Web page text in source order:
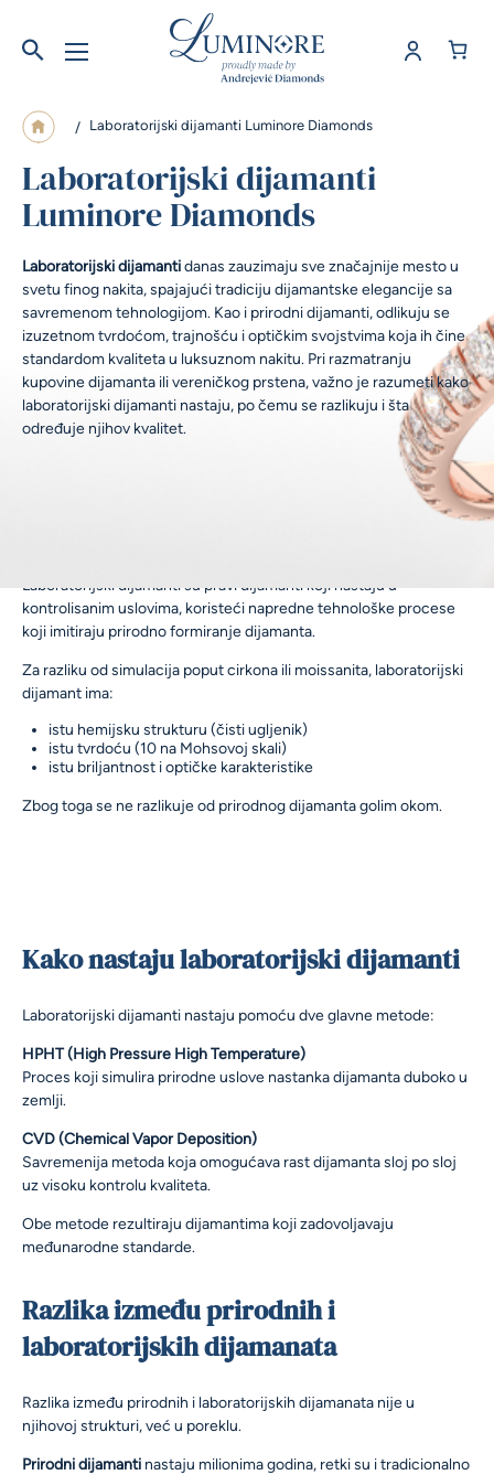
/ Laboratorijski dijamanti Luminore Diamonds
Laboratorijski dijamanti
Luminore Diamonds
Laboratorijski dijamantidanas zauzimaju sve značajnije mesto u
svetu finog nakita, spajajući tradiciju dijamantske elegancije sa
savremenom tehnologijom. Kao i prirodni dijamanti, odlikuju se
izuzetnom tvrdoćom, trajnošću i optičkim svojstvima koja ih čine
standardom kvaliteta u luksuznom nakitu. Pri razmatranju
kupovine dijamanta ili vereničkog prstena, važno je razumeti kako
laboratorijski dijamanti nastaju, po čemu se razlikuju i šta
određuje njihov kvalitet.
Laboratorijski dijamanti su pravi dijamanti koji nastaju u
kontrolisanim uslovima, koristeći napredne tehnološke procese
koji imitiraju prirodno formiranje dijamanta.
Za razliku od simulacija poput cirkona ili moissanita, laboratorijski
dijamant ima:
istu hemijsku strukturu (čisti ugljenik)
istu tvrdoću (10 na Mohsovoj skali)
istu briljantnost i optičke karakteristike
Zbog toga se ne razlikuje od prirodnog dijamanta golim okom.
Kako nastaju laboratorijski dijamanti
Laboratorijski dijamanti nastaju pomoću dve glavne metode:
HPHT (High Pressure High Temperature)
Proces koji simulira prirodne uslove nastanka dijamanta duboko u
zemlji.
CVD (Chemical Vapor Deposition)
Savremenija metoda koja omogućava rast dijamanta sloj po sloj
uz visoku kontrolu kvaliteta.
Obe metode rezultiraju dijamantima koji zadovoljavaju
međunarodne standarde.
Razlika između prirodnih i
laboratorijskih dijamanata
Razlika između prirodnih i laboratorijskih dijamanata nije u
njihovoj strukturi, već u poreklu.
Prirodni dijamanti nastaju milionima godina, retki su i tradicionalno